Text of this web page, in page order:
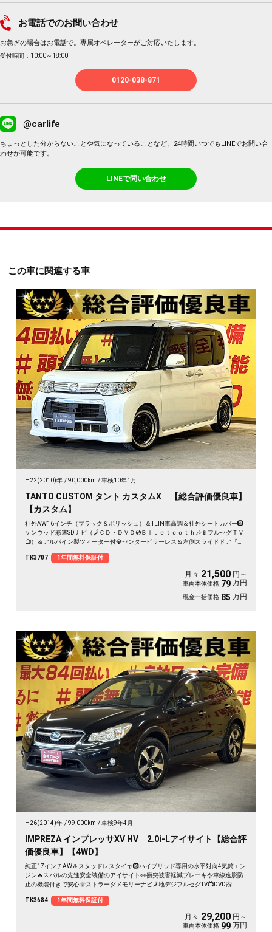
お電話でのお問い合わせ
お急ぎの場合はお電話で。専属オペレーターがご対応いたします。
受付時間：10:00～18:00
0120-038-871
@carlife
ちょっとした分からないことや気になっていることなど、24時間いつでもLINEでお問い合
わせが可能です。
LINEで問い合わせ
この車に関連する車
H22(2010)年 90,000km 車検10年1月
TANTO CUSTOM タント カスタムX 【総合評価優良車】
【カスタム】
社外AW16インチ（ブラック＆ポリッシュ）＆TEIN車高調＆社外シートカバー🛞
ケンウッド彩速SDナビ（🗾ＣＤ・ＤＶＤ💿Ｂｌｕｅｔｏｏｔｈ🎶📱フルセグＴＶ
📺）＆アルパイン製ツィーター付💎センターピラーレス＆左側スライドドア『ミ
利👪リアシートアレンジ次第でラゲッジスペースも自在な万能車輌😲🔦夜間走行
TK3707 1年間無料保証付
月々 21,500 円～
車両本体価格 79 万円
現金一括価格 85 万円
H26(2014)年 99,000km 車検9年4月
IMPREZA インプレッサXV HV 2.0i-Lアイサイト【総合評
価優良車】【4WD】
純正17インチAW＆スタッドレスタイヤ🛞ハイブリッド専用の水平対向4気筒エン
ジン🔥スバルの先進安全装備のアイサイト👀衝突被害軽減ブレーキや車線逸脱防
止の機能付きで安心🌞ストラーダメモリーナビ🗾地デジフルセグTV📺DVD📀
なＥＴＣ＆レーダークルーズコントロール＆パドルシフト装備🌈前席パワーシー
トで自由自在に移動可能💺✨夜間でも明るいHIDヘッドライト&フォグ🔦月々２万
TK3684 1年間無料保証付
月々 29,200 円～
車両本体価格 99 万円